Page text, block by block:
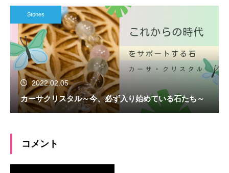
Stones
2022.02.05
カーサクリスタル～今、必ず入り始めている石たち～
コメント